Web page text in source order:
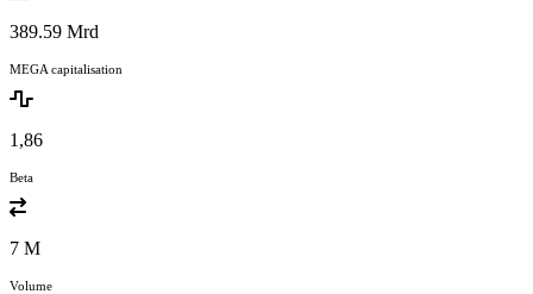
389.59 Mrd
MEGA capitalisation
1,86
Beta
7 M
Volume